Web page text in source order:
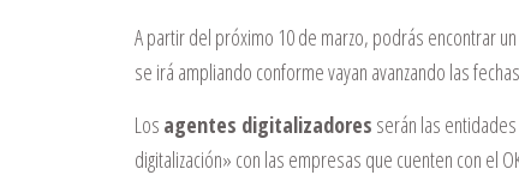
A partir del próximo 10 de marzo, podrás encontrar un
se irá ampliando conforme vayan avanzando las
Los agentes digitalizadores serán las
digitalización» con las empresas que cuenten con el